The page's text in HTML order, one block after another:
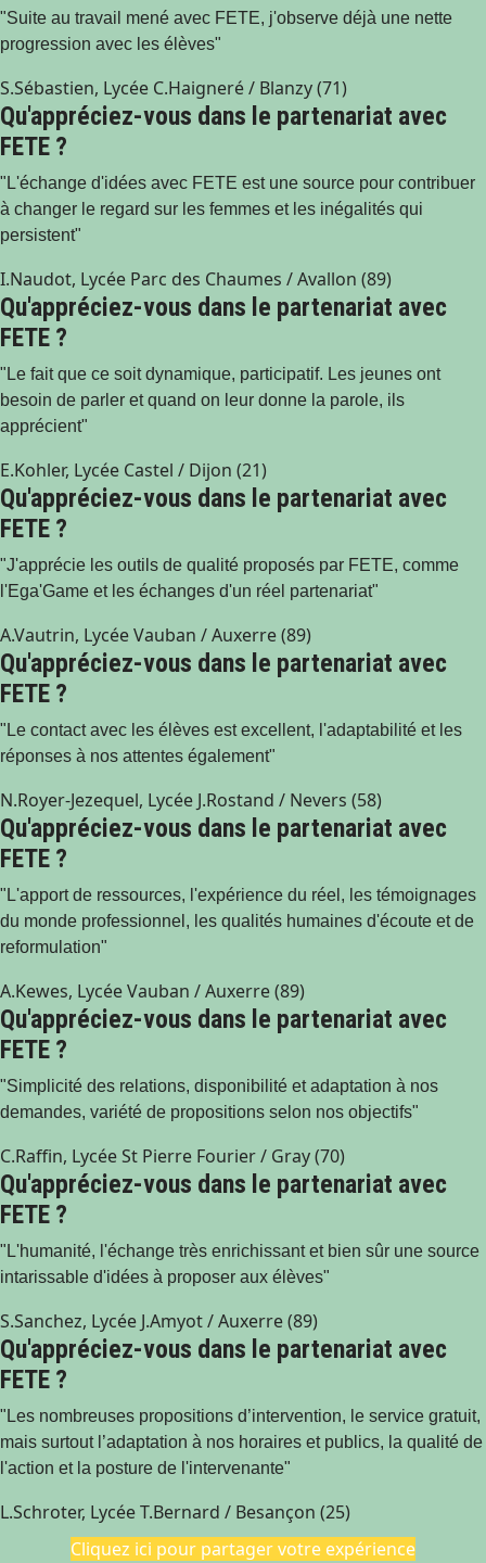
"Suite au travail mené avec FETE, j'observe déjà une nette
progression avec les élèves"
S.Sébastien, Lycée C.Haigneré / Blanzy (71)
Qu'appréciez-vous dans le partenariat avec
FETE ?
"L'échange d'idées avec FETE est une source pour contribuer
à changer le regard sur les femmes et les inégalités qui
persistent"
I.Naudot, Lycée Parc des Chaumes / Avallon (89)
Qu'appréciez-vous dans le partenariat avec
FETE ?
"Le fait que ce soit dynamique, participatif. Les jeunes ont
besoin de parler et quand on leur donne la parole, ils
apprécient"
E.Kohler, Lycée Castel / Dijon (21)
Qu'appréciez-vous dans le partenariat avec
FETE ?
"J'apprécie les outils de qualité proposés par FETE, comme
l'Ega'Game et les échanges d'un réel partenariat"
A.Vautrin, Lycée Vauban / Auxerre (89)
Qu'appréciez-vous dans le partenariat avec
FETE ?
"Le contact avec les élèves est excellent, l'adaptabilité et les
réponses à nos attentes également"
N.Royer-Jezequel, Lycée J.Rostand / Nevers (58)
Qu'appréciez-vous dans le partenariat avec
FETE ?
"L'apport de ressources, l'expérience du réel, les témoignages
du monde professionnel, les qualités humaines d'écoute et de
reformulation"
A.Kewes, Lycée Vauban / Auxerre (89)
Qu'appréciez-vous dans le partenariat avec
FETE ?
"Simplicité des relations, disponibilité et adaptation à nos
demandes, variété de propositions selon nos objectifs"
C.Raffin, Lycée St Pierre Fourier / Gray (70)
Qu'appréciez-vous dans le partenariat avec
FETE ?
"L'humanité, l'échange très enrichissant et bien sûr une source
intarissable d'idées à proposer aux élèves"
S.Sanchez, Lycée J.Amyot / Auxerre (89)
Qu'appréciez-vous dans le partenariat avec
FETE ?
"Les nombreuses propositions d’intervention, le service gratuit,
mais surtout l’adaptation à nos horaires et publics, la qualité de
l'action et la posture de l'intervenante"
L.Schroter, Lycée T.Bernard / Besançon (25)
Cliquez ici pour partager votre expérience